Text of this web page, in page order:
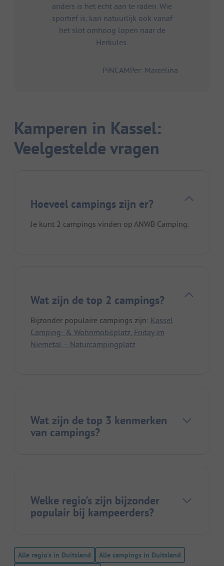
anders is het echt aan te raden. Wie
sportief is, kan natuurlijk ook vanaf
het slot omhoog lopen naar de
Herkules.
PiNCAMPer: Marcelina
Kamperen in Kassel:
Veelgestelde vragen
Hoeveel campings zijn er?
Je kunt 2 campings vinden op ANWB Camping.
Wat zijn de top 2 campings?
Bijzonder populaire campings zijn: Kassel
Camping- & Wohnmobilplatz, Friday im
Niemetal – Naturcampingplatz.
Wat zijn de top 3 kenmerken
van campings?
Welke regio's zijn bijzonder
populair bij kampeerders?
Alle regio's in Duitsland
Alle campings in Duitsland